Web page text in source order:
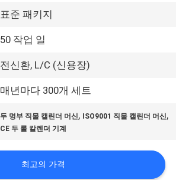
표준 패키지
50 작업 일
전신환, L/C (신용장)
매년마다 300개 세트
두 명부 직물 캘린더 머신, ISO9001 직물 캘린더 머신,
CE 두 롤 칼렌더 기계
최고의 가격